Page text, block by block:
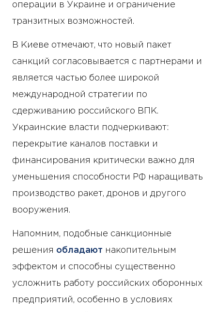
операции в Украине и ограничение
транзитных возможностей.
В Киеве отмечают, что новый пакет
санкций согласовывается с партнерами и
является частью более широкой
международной стратегии по
сдерживанию российского ВПК.
Украинские власти подчеркивают:
перекрытие каналов поставки и
финансирования критически важно для
уменьшения способности РФ наращивать
производство ракет, дронов и другого
вооружения.
Напомним, подобные санкционные
решения обладают накопительным
эффектом и способны существенно
усложнить работу российских оборонных
предприятий, особенно в условиях